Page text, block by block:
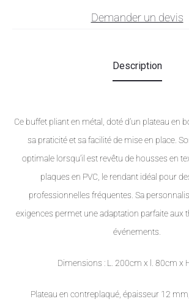
Demander un devis
Description
Ce buffet pliant en métal, doté d’un plateau en
sa praticité et sa facilité de mise en place.
optimale lorsqu’il est revêtu de housses en
plaques en PVC, le rendant idéal pour
professionnelles fréquentes. Sa
exigences permet une adaptation parfaite aux
événements.
Dimensions : L. 200cm x l. 80cm x
Plateau en contreplaqué, épaisseur 12